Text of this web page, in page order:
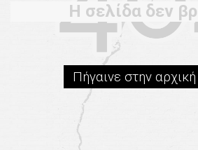
Η σελίδα δεν
Πήγαινε στην